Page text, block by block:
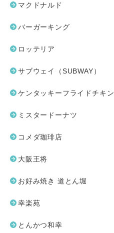
マクドナルド
バーガーキング
ロッテリア
サブウェイ（SUBWAY）
ケンタッキーフライドチキン
ミスタードーナツ
コメダ珈琲店
大阪王将
お好み焼き 道とん堀
幸楽苑
とんかつ和幸